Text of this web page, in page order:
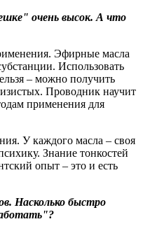
очень высок. А что
Эфирные масла
Использовать
– можно получить
Проводник научит
применения для
У каждого масла – своя
Знание тонкостей
опыт – это и есть
Насколько быстро